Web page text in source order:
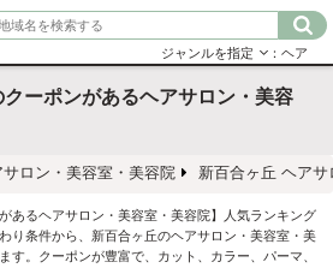
ジャンルを指定 ：ヘア
ーポンがあるヘアサロン・美容
ロン・美容室・美容院 新百合ヶ丘 ヘア
あるヘアサロン・美容室・美容院】人気ランキング
り条件から、新百合ヶ丘のヘアサロン・美容室・美
す。クーポンが豊富で、カット、カラー、パーマ、